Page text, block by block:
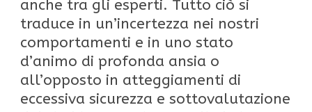
anche tra gli esperti. Tutto ciò si
traduce in un’incertezza nei nostri
comportamenti e in uno stato
d’animo di profonda ansia o
all’opposto in atteggiamenti di
eccessiva sicurezza e sottovalutazione